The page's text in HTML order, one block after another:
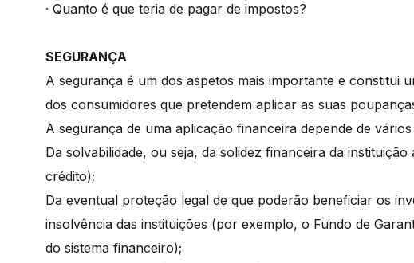
· Quanto é que teria de pagar de impostos?
SEGURANÇA
A segurança é um dos aspetos mais importante e constitui
dos consumidores que pretendem aplicar as suas
A segurança de uma aplicação financeira depende de
Da solvabilidade, ou seja, da solidez financeira da
crédito);
Da eventual proteção legal de que poderão beneficiar os
insolvência das instituições (por exemplo, o Fundo de
do sistema financeiro);